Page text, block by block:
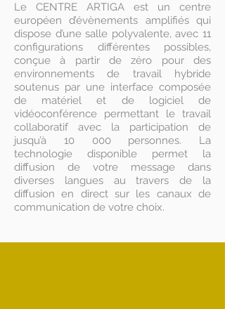
Le CENTRE ARTIGA est un centre
européen d’évènements amplifiés qui
dispose d’une salle polyvalente, avec 11
configurations différentes possibles,
conçue à partir de zéro pour des
environnements de travail hybride
soutenus par une interface composée
de matériel et de logiciel de
vidéoconférence permettant le travail
collaboratif avec la participation de
jusqu’à 10 000 personnes. La
technologie disponible permet la
diffusion de votre message dans
diverses langues au travers de la
diffusion en direct sur les canaux de
communication de votre choix.